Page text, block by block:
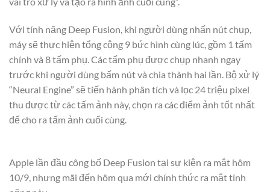
Với tính năng Deep Fusion, khi người dùng nhấn nút chụp,
máy sẽ thực hiện tổng cộng 9 bức hình cùng lúc, gồm 1 tấm
chính và 8 tấm phụ. Các tấm phụ được chụp nhanh ngay
trước khi người dùng bấm nút và chia thành hai lần. Bộ xử lý
“Neural Engine” sẽ tiến hành phân tích và lọc 24 triệu pixel
thu được từ các tấm ảnh này, chọn ra các điểm ảnh tốt nhất
để cho ra tấm ảnh cuối cùng.
Apple lần đầu công bố Deep Fusion tại sự kiện ra mắt hôm
10/9, nhưng mãi đến hôm qua mới chính thức ra mắt tính